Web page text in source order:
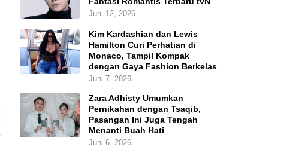
Juni 12, 2026
Kim Kardashian dan Lewis
Hamilton Curi Perhatian di
Monaco, Tampil Kompak
dengan Gaya Fashion Berkelas
Juni 7, 2026
Zara Adhisty Umumkan
Pernikahan dengan Tsaqib,
Pasangan Ini Juga Tengah
Menanti Buah Hati
Juni 6, 2026